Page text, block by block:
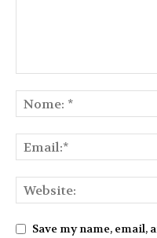
Save my name, email,